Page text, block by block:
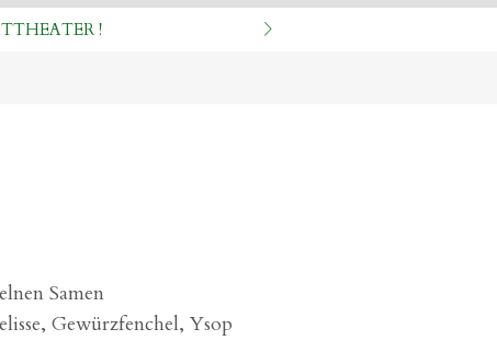
!
Samen
Gewürzfenchel, Ysop